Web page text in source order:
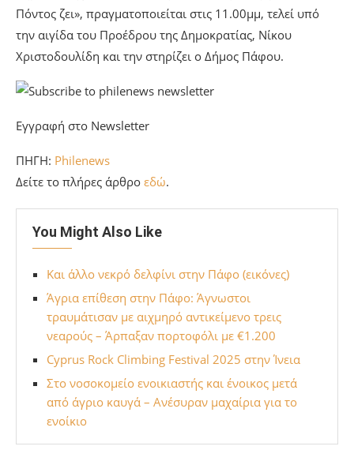
Σαχταρίδου στο αγγείο και τη φλογέρα, καθώς και του
Πολιτισμικού Λαογραφικού Εργαστηρίου Κονιών.
Στο μεταξύ, εκδήλωση μνήμης και τιμής για τη Γενοκτονία
των Ποντίων πραγματοποιείται σήμερα και στο ΣΤ’
Πόντος ζει», πραγματοποιείται στις 11.00μμ, τελεί υπό
την αιγίδα του Προέδρου της Δημοκρατίας, Νίκου
Χριστοδουλίδη και την στηρίζει ο Δήμος Πάφου.
Εγγραφή στο Newsletter
ΠΗΓΗ:Philenews
Δείτε το πλήρες άρθροεδώ.
You Might Also Like
Και άλλο νεκρό δελφίνι στην Πάφο (εικόνες)
Άγρια επίθεση στην Πάφο: Άγνωστοι